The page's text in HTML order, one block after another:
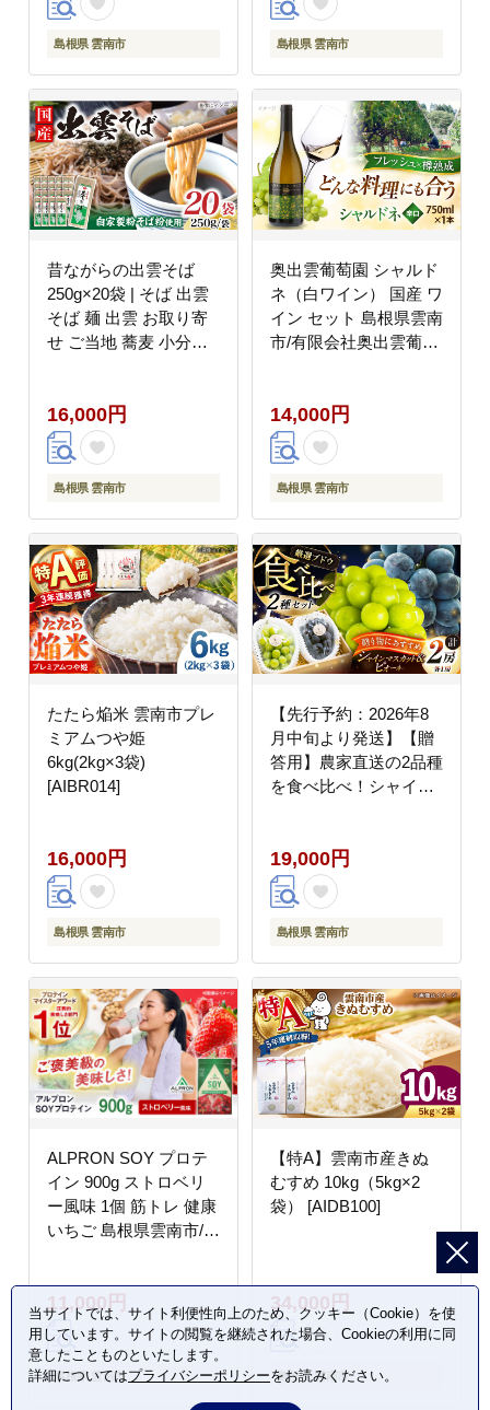
島根県 雲南市 島根県 雲南市
昔ながらの出雲そば
250g×20袋 | そば 出雲
そば 麺 出雲 お取り寄
せ ご当地 蕎麦 小分け
大容量 国内製造 島根県
雲南市/野々村製粉製麺
所 [AICE004]
16,000円
島根県 雲南市
奥出雲葡萄園 シャルド
ネ（白ワイン） 国産 ワ
イン セット 島根県雲南
市/有限会社奥出雲葡萄
14,000円
島根県 雲南市
たたら焔米 雲南市プレ
ミアムつや姫
6kg(2kg×3袋)
[AIBR014]
16,000円
島根県 雲南市
【先行予約：2026年8
月中旬より発送】【贈
答用】農家直送の2品種
を食べ比べ！シャイン
品・化粧箱入り 島根県
雲南市/ギアファーム
[AIAB016]
19,000円
島根県 雲南市
ALPRON SOY プロテ
イン 900g ストロベリ
ー風味 1個 筋トレ 健康
いちご 島根県雲南市/株
11,000円
島根県 雲南市
【特A】雲南市産きぬ
むすめ 10kg（5kg×2
袋） [AIDB100]
34,000円
島根県 雲南市
当サイトでは、サイト利便性向上のため、クッキー（Cookie）を使
用しています。サイトの閲覧を継続された場合、Cookieの利用に同
意したことものといたします。
詳細についてはプライバシーポリシーをお読みください。